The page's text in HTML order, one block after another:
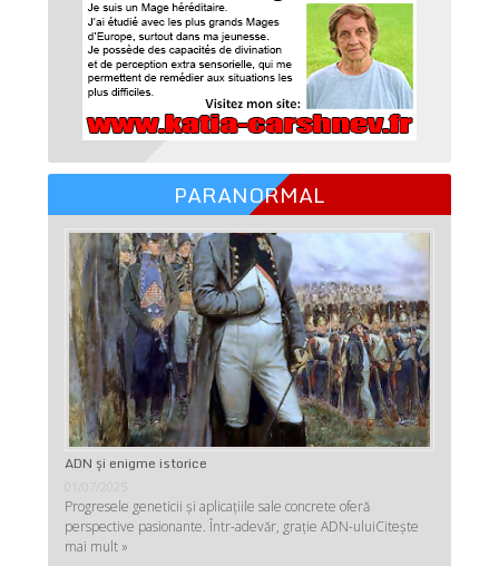
PARANORMAL
ADN şi enigme istorice
01/07/2025
Progresele geneticii şi aplicaţiile sale concrete oferă
perspective pasionante. Într-adevăr, graţie ADN-uluiCitește
mai mult »